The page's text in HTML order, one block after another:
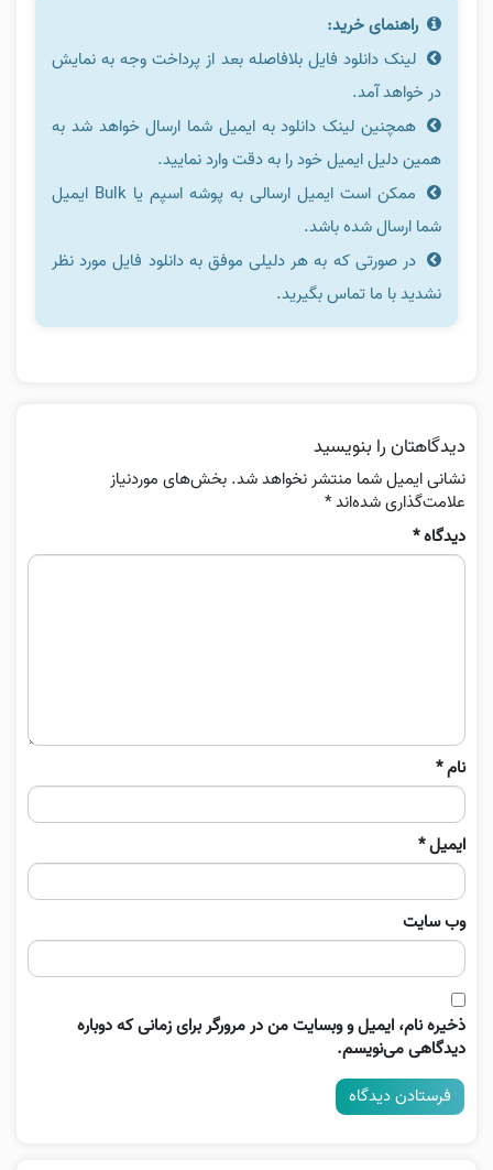
راهنمای خرید:
لینک دانلود فایل بلافاصله بعد از پرداخت وجه به نمایش
در خواهد آمد.
همچنین لینک دانلود به ایمیل شما ارسال خواهد شد به
همین دلیل ایمیل خود را به دقت وارد نمایید.
ممکن است ایمیل ارسالی به پوشه اسپم یا Bulk ایمیل
شما ارسال شده باشد.
در صورتی که به هر دلیلی موفق به دانلود فایل مورد نظر
نشدید با ما تماس بگیرید.
دیدگاهتان را بنویسید
نشانی ایمیل شما منتشر نخواهد شد. بخش‌های موردنیاز
علامت‌گذاری شده‌اند*
دیدگاه*
نام*
ایمیل*
وب‌ سایت
ذخیره نام، ایمیل و وبسایت من در مرورگر برای زمانی که دوباره
دیدگاهی می‌نویسم.